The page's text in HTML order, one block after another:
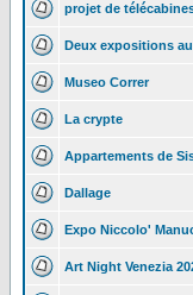
projet de
Deux expositions
Museo Correr
La crypte
Appartements de
Dallage
Expo Niccolo'
Art Night Venezia